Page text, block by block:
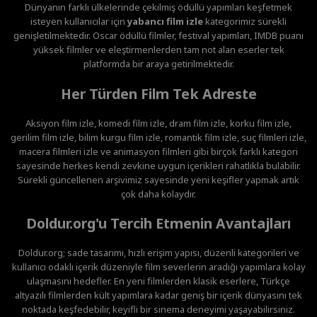
Dünyanın farklı ülkelerinde çekilmiş ödüllü yapımları keşfetmek
isteyen kullanıcılar içinyabancı film izlekategorimiz sürekli
genişletilmektedir. Oscar ödüllü filmler, festival yapımları, IMDB puanı
yüksek filmler ve eleştirmenlerden tam not alan eserler tek
platformda bir araya getirilmektedir.
Her Türden Film Tek Adreste
Aksiyon film izle, komedi film izle, dram film izle, korku film izle,
gerilim film izle, bilim kurgu film izle, romantik film izle, suç filmleri izle,
macera filmleri izle ve animasyon filmleri gibi birçok farklı kategori
sayesinde herkes kendi zevkine uygun içerikleri rahatlıkla bulabilir.
Sürekli güncellenen arşivimiz sayesinde yeni keşifler yapmak artık
çok daha kolaydır.
Doldur.org'u Tercih Etmenin Avantajları
Doldur.org; sade tasarımı, hızlı erişim yapısı, düzenli kategorileri ve
kullanıcı odaklı içerik düzeniyle film severlerin aradığı yapımlara kolay
ulaşmasını hedefler. En yeni filmlerden klasik eserlere, Türkçe
altyazılı filmlerden kült yapımlara kadar geniş bir içerik dünyasını tek
noktada keşfedebilir, keyifli bir sinema deneyimi yaşayabilirsiniz.